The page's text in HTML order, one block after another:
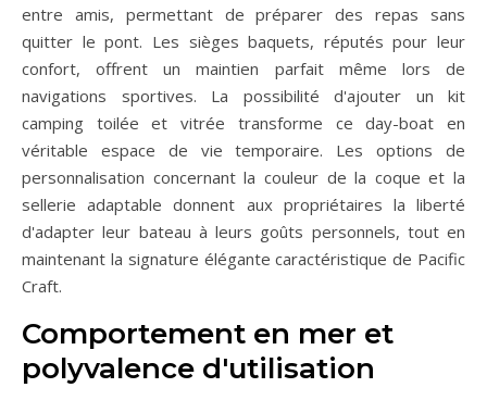
entre amis, permettant de préparer des repas sans
quitter le pont. Les sièges baquets, réputés pour leur
confort, offrent un maintien parfait même lors de
navigations sportives. La possibilité d'ajouter un kit
camping toilée et vitrée transforme ce day-boat en
véritable espace de vie temporaire. Les options de
personnalisation concernant la couleur de la coque et la
sellerie adaptable donnent aux propriétaires la liberté
d'adapter leur bateau à leurs goûts personnels, tout en
maintenant la signature élégante caractéristique de Pacific
Craft.
Comportement en mer et
polyvalence d'utilisation